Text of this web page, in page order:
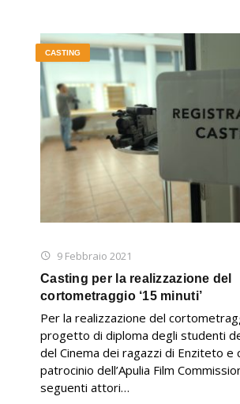
9 Febbraio 2021
CASTING
Casting per la realizzazione del
cortometraggio ‘15 minuti’
Per la realizzazione del
progetto di diploma degli studenti
del Cinema dei ragazzi di Enziteto e
patrocinio dell’Apulia Film
seguenti attori…